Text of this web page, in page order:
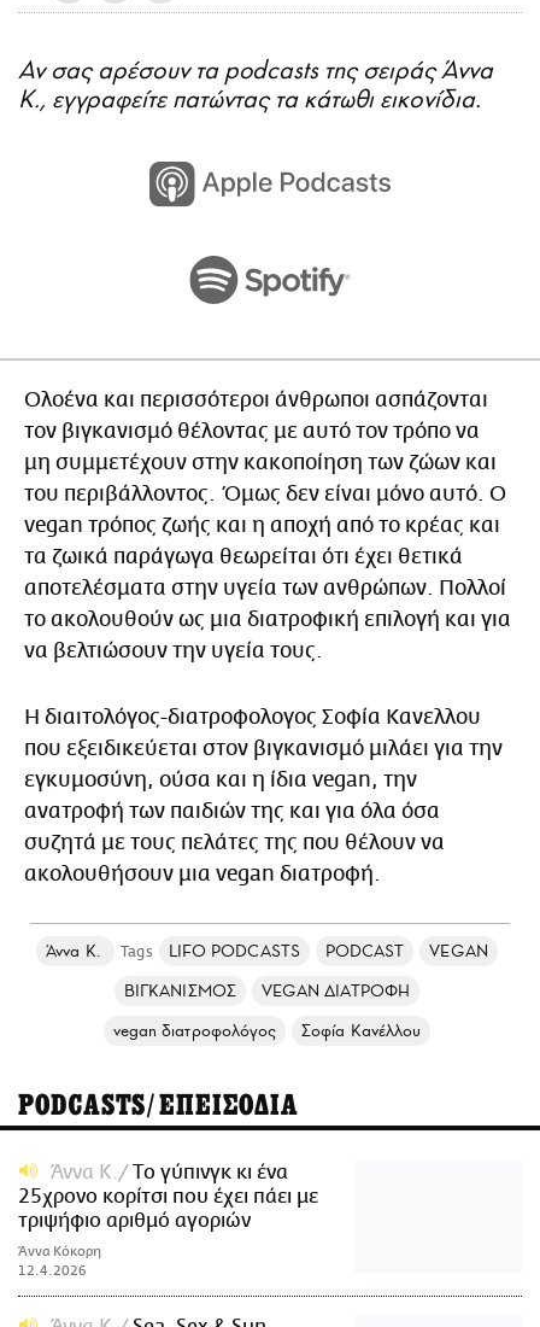
Αν σας αρέσουν τα podcasts της σειράς Άννα
Κ., εγγραφείτε πατώντας τα κάτωθι εικονίδια.
Ολοένα και περισσότεροι άνθρωποι ασπάζονται
τον βιγκανισμό θέλοντας με αυτό τον τρόπο να
μη συμμετέχουν στην κακοποίηση των ζώων και
του περιβάλλοντος. Όμως δεν είναι μόνο αυτό. Ο
vegan τρόπος ζωής και η αποχή από το κρέας και
τα ζωικά παράγωγα θεωρείται ότι έχει θετικά
αποτελέσματα στην υγεία των ανθρώπων. Πολλοί
το ακολουθούν ως μια διατροφική επιλογή και για
να βελτιώσουν την υγεία τους.
Η διαιτολόγος-διατροφολογος Σοφία Κανελλου
που εξειδικεύεται στον βιγκανισμό μιλάει για την
εγκυμοσύνη, ούσα και η ίδια vegan, την
ανατροφή των παιδιών της και για όλα όσα
συζητά με τους πελάτες της που θέλουν να
ακολουθήσουν μια vegan διατροφή.
Άννα Κ. LIFO PODCASTS PODCAST
VEGAN
ΒΙΓΚΑΝΙΣΜΟΣ
VEGAN ΔΙΑΤΡΟΦΗ
vegan διατροφολόγος
Σοφία Κανέλλου
PODCASTS/ΕΠΕΙΣΟΔΙΑ
Άννα Κ.
Tο γύπινγκ κι ένα
25χρονο κορίτσι που έχει πάει με
τριψήφιο αριθμό αγοριών
Άννα Κόκορη
12.4.2026